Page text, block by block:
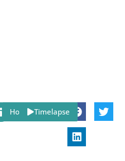
Share:
Host Timelapse